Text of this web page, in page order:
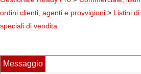
ordini clienti, agenti e provvigioni > Listini
speciali di vendita
Messaggio